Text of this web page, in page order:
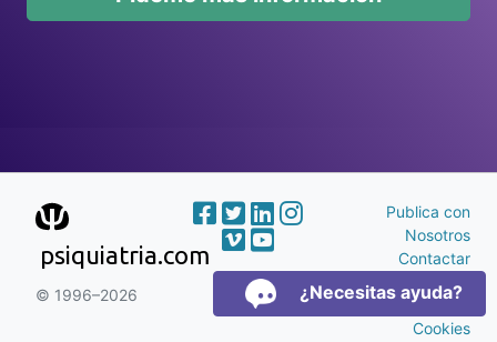
¿Necesitas ayuda?
psiquiatria.com
© 1996–2026
Publica con
Nosotros
Contactar
Publicidad
Aviso Legal y
Cookies